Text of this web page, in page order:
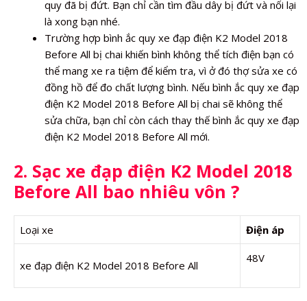
quy đã bị đứt. Bạn chỉ cần tìm đầu dây bị đứt và nối lại
là xong bạn nhé.
Trường hợp bình ắc quy xe đạp điện K2 Model 2018
Before All bị chai khiến bình không thể tích điện bạn có
thể mang xe ra tiệm để kiểm tra, vì ở đó thợ sửa xe có
đồng hồ để đo chất lượng bình. Nếu bình ắc quy xe đạp
điện K2 Model 2018 Before All bị chai sẽ không thể
sửa chữa, bạn chỉ còn cách thay thế bình ắc quy xe đạp
điện K2 Model 2018 Before All mới.
2. Sạc xe đạp điện K2 Model 2018
Before All bao nhiêu vôn ?
Loại xe Điện áp
xe đạp điện K2 Model 2018 Before All
48V